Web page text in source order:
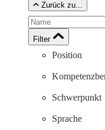
Zurück zu...
Filter
Position
Schwerpunkt
Sprache